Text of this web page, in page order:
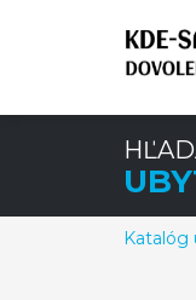
Katalóg